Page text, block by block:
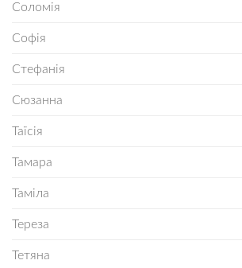
Соломія
Софія
Стефанія
Сюзанна
Таїсія
Тамара
Таміла
Тереза
Тетяна